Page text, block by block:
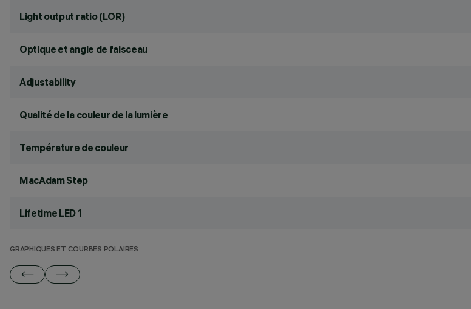
Light output ratio (LOR)
Optique et angle de faisceau
Adjustability
Qualité de la couleur de la lumière
Température de couleur
MacAdam Step
Lifetime LED 1
GRAPHIQUES ET COURBES POLAIRES